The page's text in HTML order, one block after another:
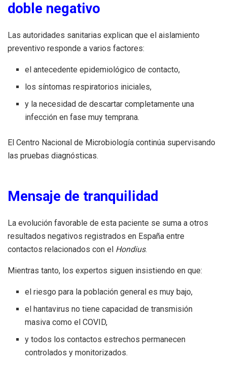
doble negativo
Las autoridades sanitarias explican que el aislamiento
preventivo responde a varios factores:
el antecedente epidemiológico de contacto,
los síntomas respiratorios iniciales,
y la necesidad de descartar completamente una
infección en fase muy temprana.
El Centro Nacional de Microbiología continúa supervisando
las pruebas diagnósticas.
Mensaje de tranquilidad
La evolución favorable de esta paciente se suma a otros
resultados negativos registrados en España entre
contactos relacionados con el Hondius.
Mientras tanto, los expertos siguen insistiendo en que:
el riesgo para la población general es muy bajo,
el hantavirus no tiene capacidad de transmisión
masiva como el COVID,
y todos los contactos estrechos permanecen
controlados y monitorizados.